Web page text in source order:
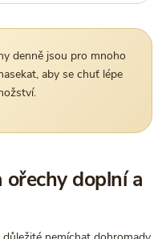
denně jsou pro mnoho
aby se chuť lépe
ořechy doplní a